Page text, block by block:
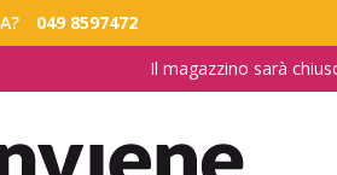
049 8597472
Il magazzino sarà